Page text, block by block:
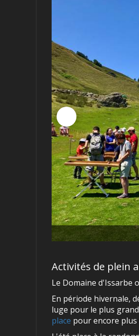
Activités de plein
Le Domaine d'Issarbe
En période hivernale,
luge pour le plus
place pour encore plus